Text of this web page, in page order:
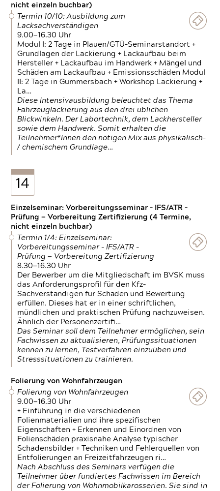
nicht einzeln buchbar)
Termin 10/10: Ausbildung zum
Lacksachverständigen
9.00—16.30 Uhr
Modul I: 2 Tage in Plauen/GTÜ-Seminarstandort +
Grundlagen der Lackierung + Lackaufbau beim
Hersteller + Lackaufbau im Handwerk + Mängel und
Schäden am Lackaufbau + Emissionsschäden Modul
II: 2 Tage in Gummersbach + Workshop Lackierung +
La…
Diese Intensivausbildung beleuchtet das Thema
Fahrzeuglackierung aus den drei üblichen
Blickwinkeln. Der Labortechnik, dem Lackhersteller
sowie dem Handwerk. Somit erhalten die
Teilnehmer*Innen den nötigen Mix aus physikalisch-
/ chemischem Grundlage…
14
Einzelseminar: Vorbereitungsseminar - IFS/ATR -
Prüfung — Vorbereitung Zertifizierung (4 Termine,
nicht einzeln buchbar)
Termin 1/4: Einzelseminar:
Vorbereitungsseminar - IFS/ATR -
Prüfung — Vorbereitung Zertifizierung
8.30—16.30 Uhr
Der Bewerber um die Mitgliedschaft im BVSK muss
das Anforderungsprofil für den Kfz-
Sachverständigen für Schäden und Bewertung
erfüllen. Dieses hat er in einer schriftlichen,
mündlichen und praktischen Prüfung nachzuweisen.
Ähnlich der Personenzertifi…
Das Seminar soll dem Teilnehmer ermöglichen, sein
Fachwissen zu aktualisieren, Prüfungssituationen
kennen zu lernen, Testverfahren einzuüben und
Stresssituationen zu trainieren.
Folierung von Wohnfahrzeugen
Folierung von Wohnfahrzeugen
9.00—16.30 Uhr
+ Einführung in die verschiedenen
Folienmaterialien und ihre spezifischen
Eigenschaften + Erkennen und Einordnen von
Folienschäden praxisnahe Analyse typischer
Schadensbilder + Techniken und Fehlerquellen von
Entfolierungen an Freizeitfahrzeugen ri…
Nach Abschluss des Seminars verfügen die
Teilnehmer über fundiertes Fachwissen im Bereich
der Folierung von Wohnmobilkarosserien. Sie sind in